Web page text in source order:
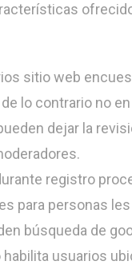
sitio web
lo contrario no
dejar la
registro
para personas
búsqueda de
usuarios